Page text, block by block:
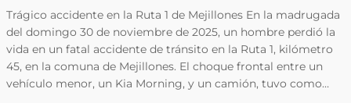
Trágico accidente en la Ruta 1 de Mejillones En la madrugada
del domingo 30 de noviembre de 2025, un hombre perdió la
vida en un fatal accidente de tránsito en la Ruta 1, kilómetro
45, en la comuna de Mejillones. El choque frontal entre un
vehículo menor, un Kia Morning, y un camión, tuvo como…